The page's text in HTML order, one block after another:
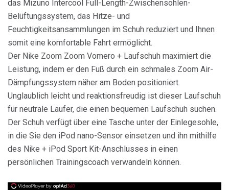
das Mizuno Intercool Full-Length-Zwischensohlen-
Belüftungssystem, das Hitze- und
Feuchtigkeitsansammlungen im Schuh reduziert und Ihnen
somit eine komfortable Fahrt ermöglicht.
Der Nike Zoom Zoom Vomero + Laufschuh maximiert die
Leistung, indem er den Fuß durch ein schmales Zoom Air-
Dämpfungssystem näher am Boden positioniert.
Unglaublich leicht und reaktionsfreudig ist dieser Laufschuh
für neutrale Läufer, die einen bequemen Laufschuh suchen.
Der Schuh verfügt über eine Tasche unter der Einlegesohle,
in die Sie den iPod nano-Sensor einsetzen und ihn mithilfe
des Nike + iPod Sport Kit-Anschlusses in einen
persönlichen Trainingscoach verwandeln können.